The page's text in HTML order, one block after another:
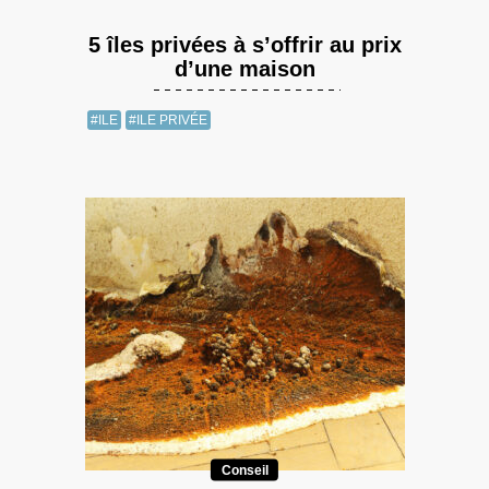
5 îles privées à s’offrir au prix
d’une maison
#ILE #ILE PRIVÉE
Conseil